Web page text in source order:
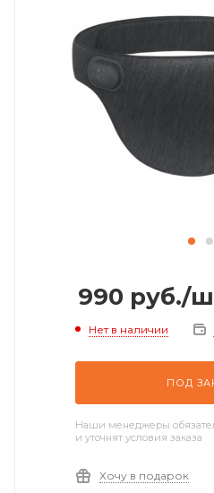
990 руб./
Нет в наличии
ПОД
Наши менеджеры
и уточнят условия заказа
Хочу в подарок